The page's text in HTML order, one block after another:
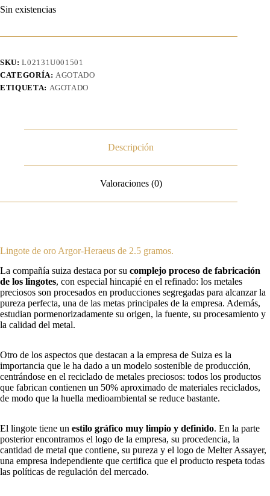
Sin existencias
SKU:L02131U001501
CATEGORÍA:AGOTADO
ETIQUETA: AGOTADO
Descripción
Valoraciones (0)
Lingote de oro Argor-Heraeus de 2.5 gramos.
La compañía suiza destaca por su complejo proceso de fabricación
de los lingotes, con especial hincapié en el refinado: los metales
preciosos son procesados en producciones segregadas para alcanzar la
pureza perfecta, una de las metas principales de la empresa. Además,
estudian pormenorizadamente su origen, la fuente, su procesamiento y
la calidad del metal.
Otro de los aspectos que destacan a la empresa de Suiza es la
importancia que le ha dado a un modelo sostenible de producción,
centrándose en el reciclado de metales preciosos: todos los productos
que fabrican contienen un 50% aproximado de materiales reciclados,
de modo que la huella medioambiental se reduce bastante.
El lingote tiene un estilo gráfico muy limpio y definido. En la parte
posterior encontramos el logo de la empresa, su procedencia, la
cantidad de metal que contiene, su pureza y el logo de Melter Assayer,
una empresa independiente que certifica que el producto respeta todas
las políticas de regulación del mercado.